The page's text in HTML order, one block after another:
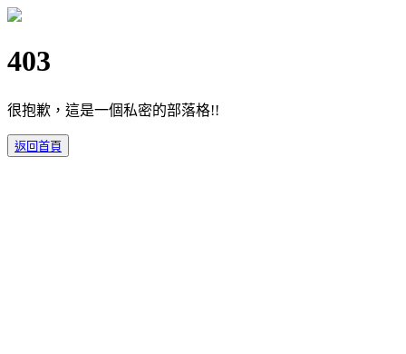
403
很抱歉，這是一個私密的部落格!!
返回首頁